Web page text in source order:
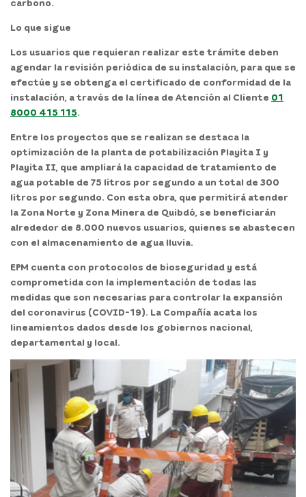
Lo que sigue
Los usuarios que requieran realizar este trámite deben
agendar la revisión periódica de su instalación, para que se
efectúe y se obtenga el certificado de conformidad de la
instalación, a través de la línea de Atención al Cliente 01
8000 415 115.
Entre los proyectos que se realizan se destaca la
optimización de la planta de potabilización Playita I y
Playita II, que ampliará la capacidad de tratamiento de
agua potable de 75 litros por segundo a un total de 300
litros por segundo. Con esta obra, que permitirá atender
la Zona Norte y Zona Minera de Quibdó, se beneficiarán
alrededor de 8.000 nuevos usuarios, quienes se abastecen
con el almacenamiento de agua lluvia.
EPM cuenta con protocolos de bioseguridad y está
comprometida con la implementación de todas las
medidas que son necesarias para controlar la expansión
del coronavirus (COVID-19). La Compañía acata los
lineamientos dados desde los gobiernos nacional,
departamental y local.